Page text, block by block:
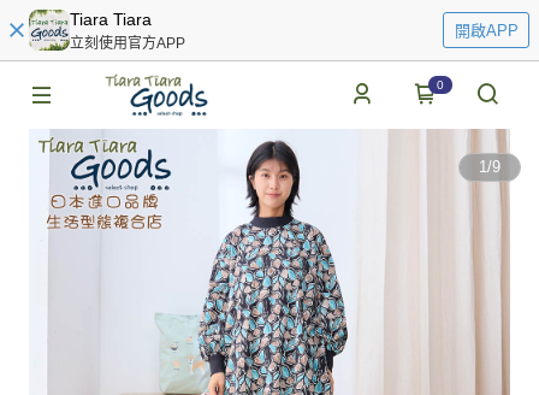
Tiara Tiara
立刻使用官方APP
開啟APP
0
1/9